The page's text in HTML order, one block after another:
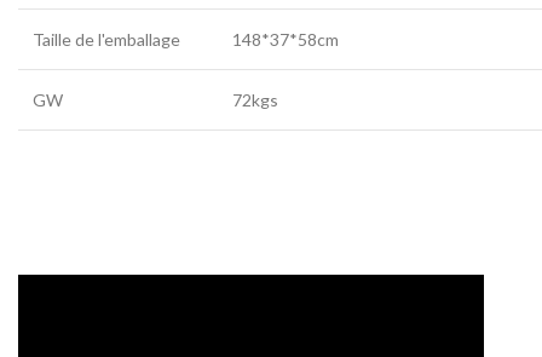
Taille de l'emballage 148*37*58cm
GW 72kgs